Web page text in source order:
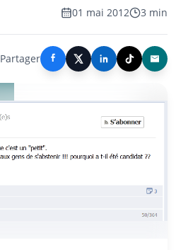
01 mai 2012 3 min
Partager